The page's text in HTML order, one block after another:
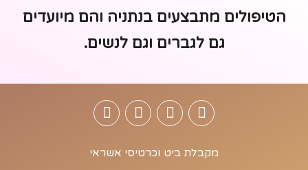
הטיפולים מתבצעים בנתניה והם מיועדים
גם לגברים וגם לנשים.
מקבלת ביט וכרטיסי אשראי